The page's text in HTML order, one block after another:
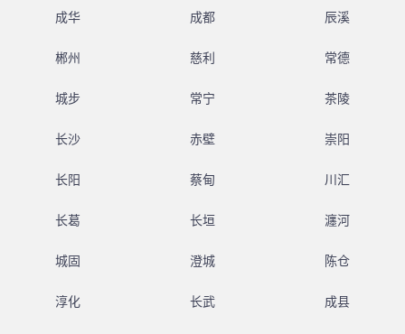
成华 成都 辰溪
郴州 慈利 常德
城步 常宁 茶陵
长沙 赤壁 崇阳
长阳 蔡甸 川汇
长葛 长垣 瀍河
城固 澄城 陈仓
淳化 长武 成县